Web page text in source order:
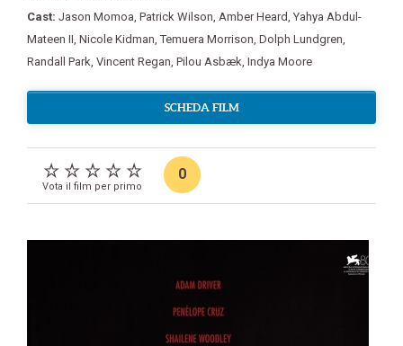
Cast: Jason Momoa, Patrick Wilson, Amber Heard, Yahya Abdul-
Mateen II, Nicole Kidman,Temuera Morrison, Dolph Lundgren,
Randall Park, Vincent Regan, Pilou Asbæk, Indya Moore
SCHEDA FILM
Vota il film per primo
0